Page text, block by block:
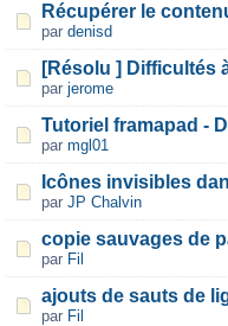
Récupérer le
par denisd
[Résolu ] Difficultés
par jerome
Tutoriel framapad -
par mgl01
Icônes invisibles
par JP Chalvin
copie sauvages de
par Fil
ajouts de sauts de
par Fil